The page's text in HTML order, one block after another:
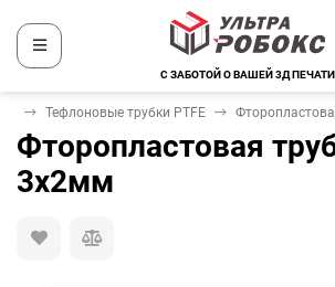
С ЗАБОТОЙ О ВАШЕЙ 3Д ПЕЧАТИ
Тефлоновые трубки PTFE
Фторопластовая
3х2мм